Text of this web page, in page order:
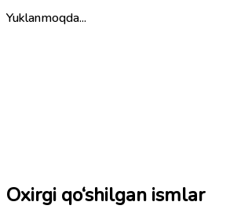
Yuklanmoqda...
Oxirgi qo‘shilgan ismlar